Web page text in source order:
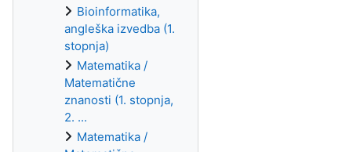
Bioinformatika,
angleška izvedba (1.
stopnja)
Matematika /
Matematične
znanosti (1. stopnja,
2. ...
Matematika /